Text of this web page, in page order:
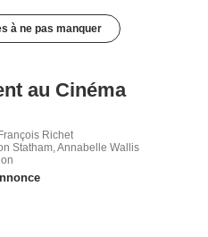
à ne pas manquer
au Cinéma
Richet
Statham, Annabelle Wallis